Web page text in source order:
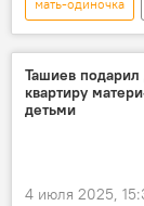
мать-одиночка
Камчыбек Ташиев
помощь
Ташиев
квартиру
детьми
4 июля 2025,